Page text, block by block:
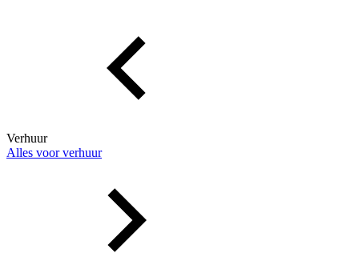
Verhuur
Alles voor verhuur